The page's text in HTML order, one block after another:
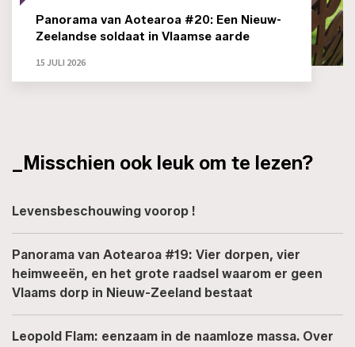
Panorama van Aotearoa #20: Een Nieuw-
Zeelandse soldaat in Vlaamse aarde
15 JULI 2026
_Misschien ook leuk om te lezen?
Levensbeschouwing voorop !
Panorama van Aotearoa #19: Vier dorpen, vier
heimweeën, en het grote raadsel waarom er geen
Vlaams dorp in Nieuw-Zeeland bestaat
Leopold Flam: eenzaam in de naamloze massa. Over